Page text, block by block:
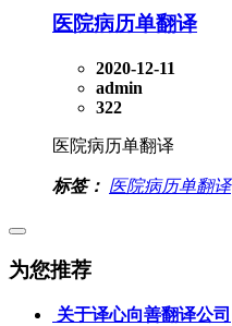
医院病历单翻译
2020-12-11
admin
322
医院病历单翻译
标签： 医院病历单翻译
为您推荐
关于译心向善翻译公司